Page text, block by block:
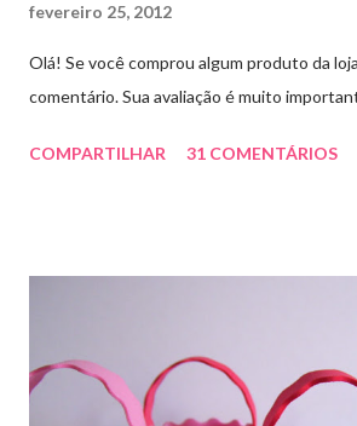
fevereiro 25, 2012
Olá! Se você comprou algum produto da
comentário. Sua avaliação é muito
COMPARTILHAR 31 COMENTÁRIOS